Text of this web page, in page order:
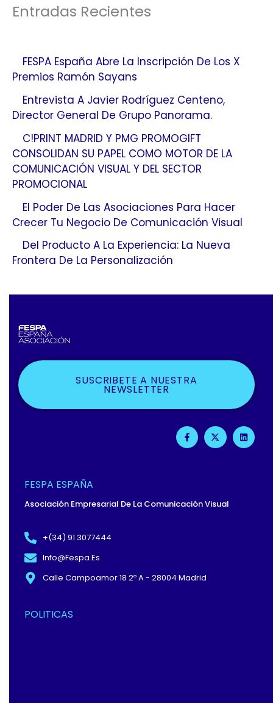
Entradas Recientes
FESPA España Abre La Inscripción De Los X
Premios Ramón Sayans
Entrevista A Javier Rodríguez Centeno,
Director General De Grupo Panorama.
C!PRINT MADRID Y PMG PROMOGIFT
CONSOLIDAN SU PAPEL COMO MOTOR DE LA
COMUNICACIÓN VISUAL Y DEL SECTOR
PROMOCIONAL
El Poder De Las Asociaciones Para Hacer
Crecer Tu Negocio De Comunicación Visual
Del Producto A La Experiencia: La Nueva
Frontera De La Personalización
SUSCRIBETE A NUESTRA
NEWSLETTER
F
A
C
F
X
-
T
L
I
N
FESPA ESPAÑA
Asociación Empresarial De La Comunicación Visual
+(34) 91 3077444
Info@fespa.es
Calle Campoamor 18 2º A - 28004 Madrid
POLITICAS